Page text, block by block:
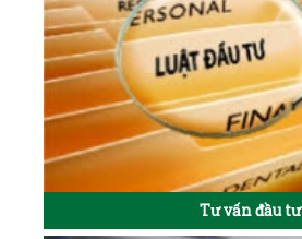
Tư vấn đầu tư